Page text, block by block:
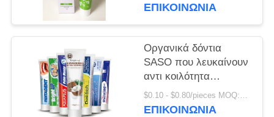
οδοντικά
ΕΠΙΚΟΙΝΩΝΊΑ
Οργανικά δόντια
SASO που λευκαίνουν
αντι κοιλότητα
κρυστάλλου
οδοντοπαστών τη
$0.10 - $0.80/pieces MOQ:500 κομμάτια
ΕΠΙΚΟΙΝΩΝΊΑ